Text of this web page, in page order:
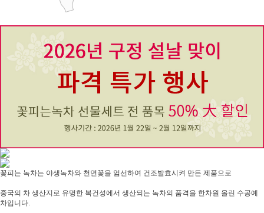
꽃피는 녹차는 야생녹차와 천연꽃을 엄선하여 건조발효시켜 만든 제품으로
중국의 차 생산지로 유명한 복건성에서 생산되는 녹차의 품격을 한차원 올린 수공예
차입니다.